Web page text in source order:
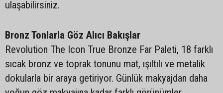
ulaşabilirsiniz.
Bronz Tonlarla Göz Alıcı Bakışlar
Revolution The Icon True Bronze Far Paleti, 18 farklı
sıcak bronz ve toprak tonunu mat, ışıltılı ve metalik
dokularla bir araya getiriyor. Günlük makyajdan daha